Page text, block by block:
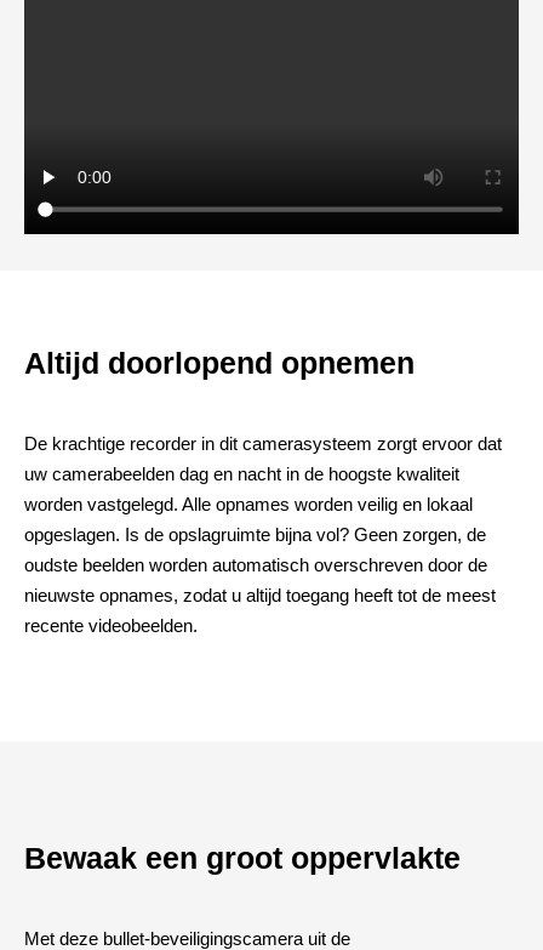
Altijd doorlopend opnemen
De krachtige recorder in dit camerasysteem zorgt ervoor dat
uw camerabeelden dag en nacht in de hoogste kwaliteit
worden vastgelegd. Alle opnames worden veilig en lokaal
opgeslagen. Is de opslagruimte bijna vol? Geen zorgen, de
oudste beelden worden automatisch overschreven door de
nieuwste opnames, zodat u altijd toegang heeft tot de meest
recente videobeelden.
Bewaak een groot oppervlakte
Met deze bullet-beveiligingscamera uit de